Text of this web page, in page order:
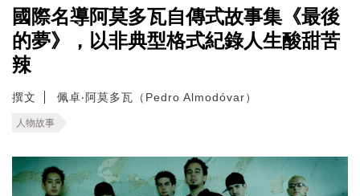
國際名導阿莫多瓦自傳式故事集《最後
的夢》，以非典型格式紀錄人生酸甜苦
辣
撰文 佩卓‧阿莫多瓦（Pedro Almodóvar）
人物故事